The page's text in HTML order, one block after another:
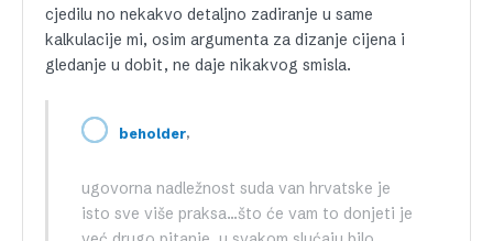
cjedilu no nekakvo detaljno zadiranje u same
kalkulacije mi, osim argumenta za dizanje cijena i
gledanje u dobit, ne daje nikakvog smisla.
beholder,
ugovorna nadležnost suda van hrvatske je
isto sve više praksa…što će vam to donjeti je